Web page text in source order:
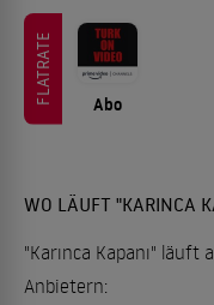
FLATRATE Abo
WO LÄUFT "KARINCA
"Karınca Kapanı"
Anbietern: